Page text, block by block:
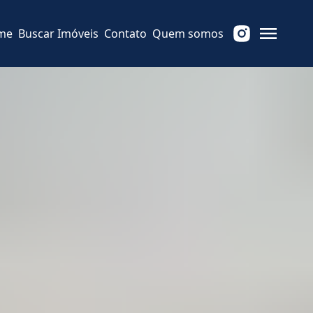
Buscar Imóveis Contato Quem somos